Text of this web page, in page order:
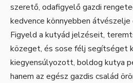
szerető, odafigyelő gazdi
kedvence könnyebben
Figyeld a kutyád jelzéseit,
közeget, és sose félj segítséget
kiegyensúlyozott, boldog kutya
hanem az egész gazdis család